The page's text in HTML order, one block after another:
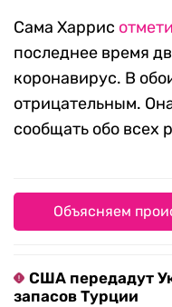
Сама Харрис
последнее время
коронавирус. В
отрицательным.
сообщать обо всех
Объясняем
США передадут
запасов Турции